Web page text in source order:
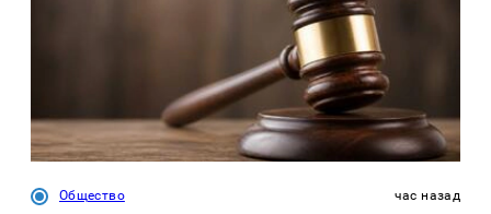
Общество час назад